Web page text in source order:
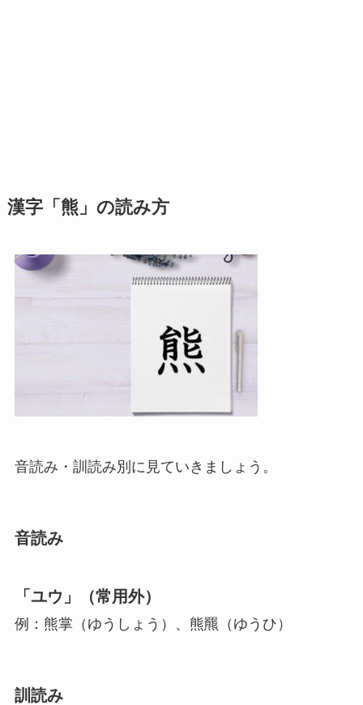
漢字「熊」の読み方
音読み・訓読み別に見ていきましょう。
音読み
「ユウ」（常用外）
例：熊掌（ゆうしょう）、熊羆（ゆうひ）
訓読み